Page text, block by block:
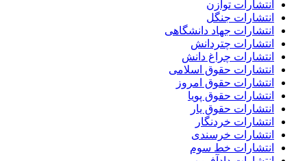
انتشارات توازن
انتشارات جنگل
انتشارات جهاد دانشگاهی
انتشارات چتردانش
انتشارات چراغ دانش
انتشارات حقوق اسلامی
انتشارات حقوق امروز
انتشارات حقوق پویا
انتشارات حقوق یار
انتشارات خردنگار
انتشارات خرسندی
انتشارات خط سوم